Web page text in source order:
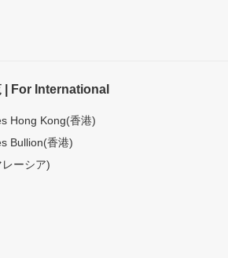
| For International
Hong Kong(香港)
Bullion(香港)
ーシア)